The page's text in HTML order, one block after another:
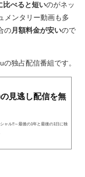
比べると短いのがネッ
メンタリー動画も多
の 月額料金が安いので
独占配信番組です。
見逃し配信を無
ャル!!～最後の1年と最後の1日に独